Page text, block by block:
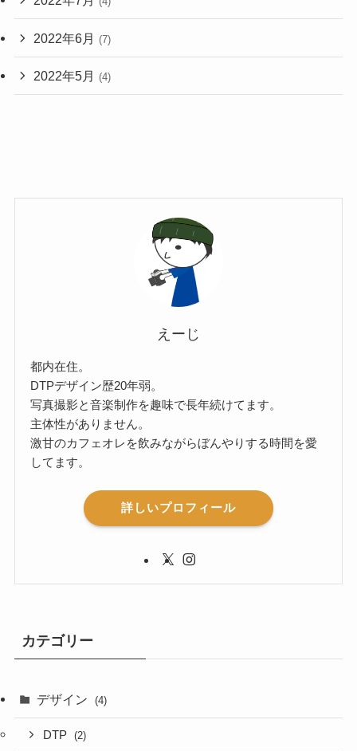
2022年6月 (7)
2022年5月 (4)
えーじ
都内在住。
DTPデザイン歴20年弱。
写真撮影と音楽制作を趣味で長年続けてます。
主体性がありません。
激甘のカフェオレを飲みながらぼんやりする時間を愛
してます。
詳しいプロフィール
カテゴリー
デザイン (4)
DTP (2)